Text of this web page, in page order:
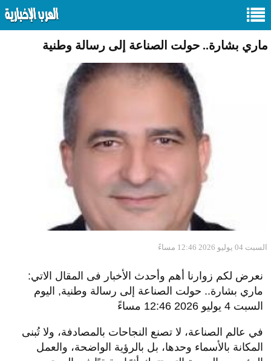
ماري بشارة.. حولت الصناعة إلى رسالة وطنية
السبت 04 يوليو 2026 12:46 مساءً
نعرض لكم زوارنا أهم وأحدث الأخبار فى المقال الاتي:
ماري بشارة.. حولت الصناعة إلى رسالة وطنية, اليوم
السبت 4 يوليو 2026 12:46 مساءً
في عالم الصناعة، لا تصنع النجاحات بالمصادفة، ولا تُبنى
المكانة بالأسماء وحدها، بل بالرؤية الواضحة، والعمل